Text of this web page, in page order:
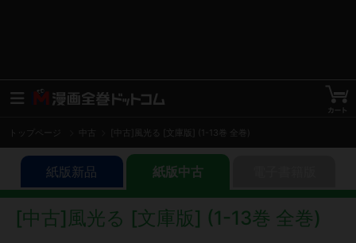
トップページ 中古 [中古]風光る [文庫版] (1-13巻 全巻)
紙版新品 紙版中古
[中古]風光る [文庫版] (1-13巻 全巻)